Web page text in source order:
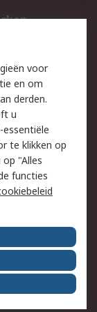
RS
voor
en om
derden.
u
te klikken op
"Alles
functies